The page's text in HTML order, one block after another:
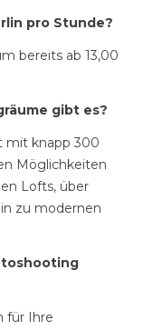
pro Stunde?
bereits ab 13,00
gibt es?
mit knapp 300
Möglichkeiten
Lofts, über
zu modernen
für Ihre